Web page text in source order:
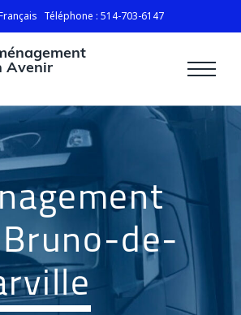
Téléphone : 514-703-6147
Avenir
de-